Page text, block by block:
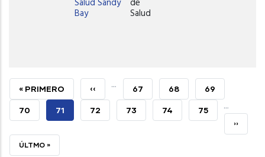
Bay Salud
PRIMERA
PÁGINA
« PRIMERO
PÁGINA
ANTERIOR
‹‹ … PAGE
67 PAGE
68 PAGE
69
PAGE
70
PÁGINA
71 PAGE
72 PAGE
73 PAGE
74 PAGE
75 …
››
ÚLTIMA
ÚLTMO »